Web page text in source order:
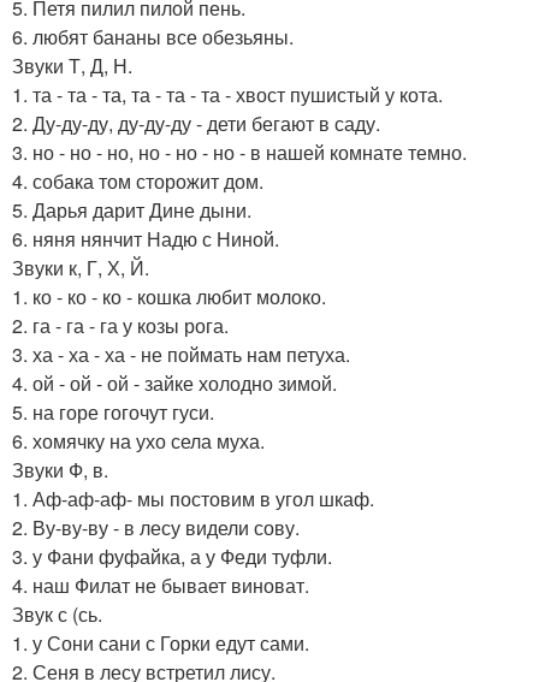
5. Петя пилил пилой пень.
6. любят бананы все обезьяны.
Звуки Т, Д, Н.
1. та - та - та, та - та - та - хвост пушистый у кота.
2. Ду-ду-ду, ду-ду-ду - дети бегают в саду.
3. но - но - но, но - но - но - в нашей комнате темно.
4. собака том сторожит дом.
5. Дарья дарит Дине дыни.
6. няня нянчит Надю с Ниной.
Звуки к, Г, Х, Й.
1. ко - ко - ко - кошка любит молоко.
2. га - га - га у козы рога.
3. ха - ха - ха - не поймать нам петуха.
4. ой - ой - ой - зайке холодно зимой.
5. на горе гогочут гуси.
6. хомячку на ухо села муха.
Звуки Ф, в.
1. Аф-аф-аф- мы постовим в угол шкаф.
2. Ву-ву-ву - в лесу видели сову.
3. у Фани фуфайка, а у Феди туфли.
4. наш Филат не бывает виноват.
Звук с (сь.
1. у Сони сани с Горки едут сами.
2. Сеня в лесу встретил лису.